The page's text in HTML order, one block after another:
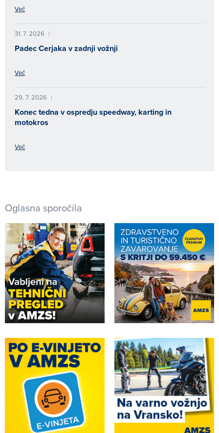
Več
31. 7. 2026 |
Padec Cerjaka v zadnji vožnji
Več
29. 7. 2026 |
Konec tedna v ospredju speedway, karting in
motokros
Več
Oglasna sporočila